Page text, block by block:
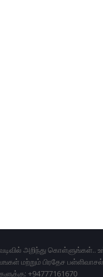
அறிந்து கொள்ளுங்கள்..
மற்றும் பிரதேச
+94777161670